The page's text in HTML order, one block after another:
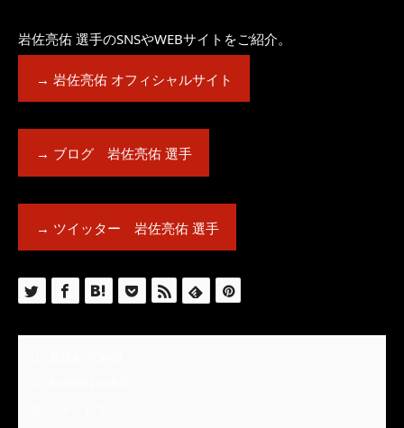
岩佐亮佑 選手のSNSやWEBサイトをご紹介。
→ 岩佐亮佑 オフィシャルサイト
→ ブログ 岩佐亮佑 選手
→ ツイッター 岩佐亮佑 選手